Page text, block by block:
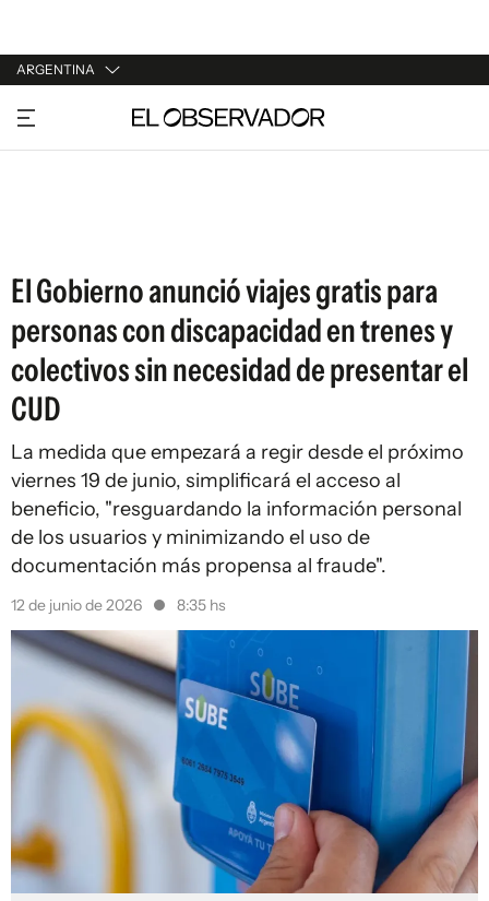
ARGENTINA
URUGUAY
ARGENTINA
El Gobierno anunció viajes gratis para
personas con discapacidad en trenes y
colectivos sin necesidad de presentar el
CUD
La medida que empezará a regir desde el próximo
viernes 19 de junio, simplificará el acceso al
beneficio, "resguardando la información personal
de los usuarios y minimizando el uso de
documentación más propensa al fraude".
12 de junio de 2026 8:35 hs